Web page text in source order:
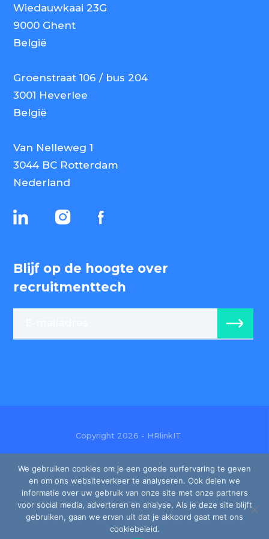
Blijf op de hoogte over
recruitmenttech
Wiedauwkaai 23G
9000 Ghent
België
Groenstraat 106 / bus 204
3001 Heverlee
België
Van Nelleweg 1
3044 BC Rotterdam
Nederland
Copyright 2026 - HRlinkIT
Gebruiksvoorwaarden
Privacy
Cookies
We gebruiken cookies om je een goede surfervaring te geven
en om ons websiteverkeer te analyseren. Ook delen we
informatie over uw gebruik van onze site met onze partners
voor social media, adverteren en analyse. Als je deze site blijft
gebruiken, gaan we ervan uit dat je akkoord gaat met ons
cookiebeleid.